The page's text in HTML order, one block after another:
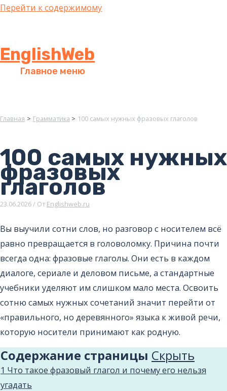
Перейти к содержимому
EnglishWeb
Главное меню
Главная Грамматика 100 самых нужных фразовых глаголов
100 самых нужных
фразовых
глаголов
23.06.2026/ От Englishweb.ru
Вы выучили сотни слов, но разговор с носителем всё
равно превращается в головоломку. Причина почти
всегда одна: фразовые глаголы. Они есть в каждом
диалоге, сериале и деловом письме, а стандартные
учебники уделяют им слишком мало места. Освоить
сотню самых нужных сочетаний значит перейти от
«правильного, но деревянного» языка к живой речи,
которую носители принимают как родную.
Содержание страницы Cкрыть
1 Что такое фразовый глагол и почему его нельзя
угадать